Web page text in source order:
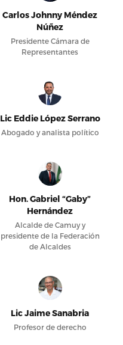
Carlos Johnny Méndez
Núñez
Presidente Cámara de
Representantes
Lic Eddie López Serrano
Abogado y analista político
Hon. Gabriel “Gaby”
Hernández
Alcalde de Camuy y
presidente de la Federación
de Alcaldes
Lic Jaime Sanabria
Profesor de derecho